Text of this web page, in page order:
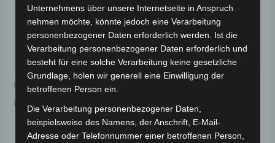
inkl. 19 % MwSt.Kostenloser Versand
Lieferzeit:
Unternehmens über unsere Internetseite in Anspruch
nehmen möchte, könnte jedoch eine Verarbeitung
personenbezogener Daten erforderlich werden. Ist die
Verarbeitung personenbezogener Daten erforderlich und
besteht für eine solche Verarbeitung keine gesetzliche
Grundlage, holen wir generell eine Einwilligung der
betroffenen Person ein.
Die Verarbeitung personenbezogener Daten,
beispielsweise des Namens, der Anschrift, E-Mail-
Adresse oder Telefonnummer einer betroffenen Person,